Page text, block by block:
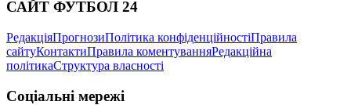
САЙТ ФУТБОЛ 24
РедакціяПрогнозиПолітика конфіденційностіПравила
сайтуКонтактиПравила коментуванняРедакційна
політикаСтруктура власності
Соціальні мережі